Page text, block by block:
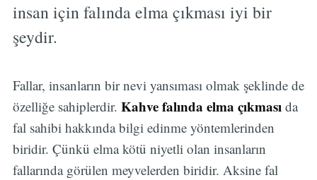
insan için falında elma çıkması iyi bir
şeydir.
Fallar, insanların bir nevi yansıması olmak şeklinde de
özelliğe sahiplerdir. Kahve falında elma çıkmasıda
fal sahibi hakkında bilgi edinme yöntemlerinden
biridir. Çünkü elma kötü niyetli olan insanların
fallarında görülen meyvelerden biridir. Aksine fal